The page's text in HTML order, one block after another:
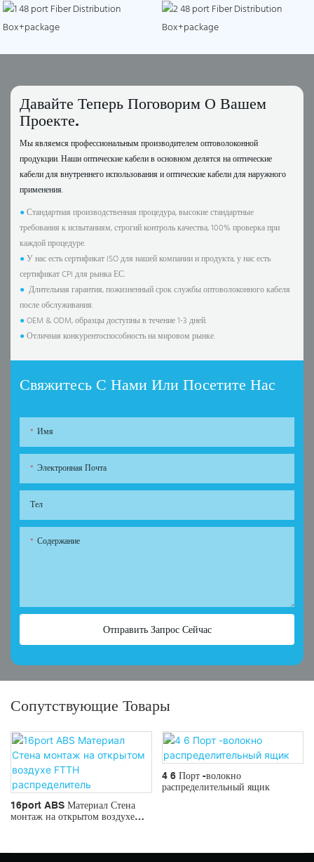
Давайте Теперь Поговорим О Вашем
Проекте.
Мы являемся профессиональным производителем оптоволоконной
продукции. Наши оптические кабели в основном делятся на оптические
кабели для внутреннего использования и оптические кабели для наружного
применения.
●Стандартная производственная процедура, высокие стандартные
требования к испытаниям, строгий контроль качества, 100% проверка при
каждой процедуре.
●У нас есть сертификат ISO для нашей компании и продукта, у нас есть
сертификат CPI для рынка ЕС.
● Длительная гарантия, пожизненный срок службы оптоволоконного кабеля
после обслуживания.
●OEM & ODM, образцы доступны в течение 1-3 дней.
●Отличная конкурентоспособность на мировом рынке.
Свяжитесь С Нами Или Посетите Нас
Имя
Электронная Почта
Тел
Содержание
Отправить Запрос Сейчас
Сопутствующие Товары
16port ABS Материал Стена
монтаж на открытом воздухе
4 6 Порт -волокно
распределительный ящик